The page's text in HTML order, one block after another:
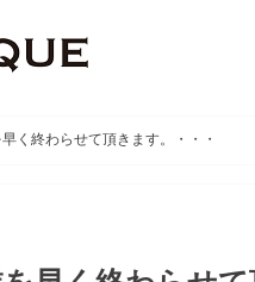
く終わらせて頂きます。・・・